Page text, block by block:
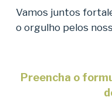
Vamos juntos
o orgulho pelos
Preencha o